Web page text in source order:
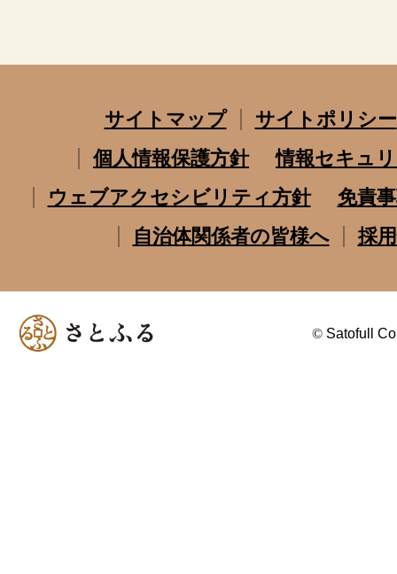
サイトマップ
サイトポリシー
個人情報保護方針
情報セキュ
ウェブアクセシビリティ方針
免責
自治体関係者の皆様へ
採
© Satofull